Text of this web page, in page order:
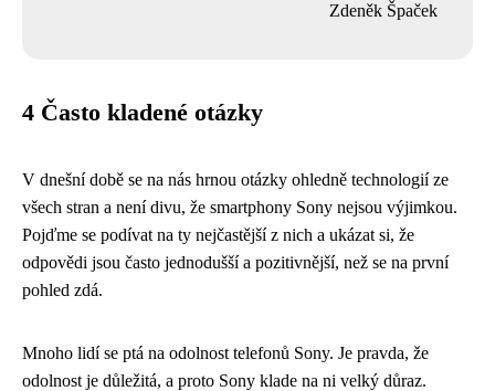
Zdeněk Špaček
4 Často kladené otázky
V dnešní době se na nás hrnou otázky ohledně technologií ze
všech stran a není divu, že smartphony Sony nejsou výjimkou.
Pojďme se podívat na ty nejčastější z nich a ukázat si, že
odpovědi jsou často jednodušší a pozitivnější, než se na první
pohled zdá.
Mnoho lidí se ptá na odolnost telefonů Sony. Je pravda, že
odolnost je důležitá, a proto Sony klade na ni velký důraz.